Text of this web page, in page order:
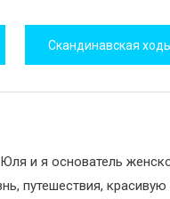
и я основатель
путешествия, красивую